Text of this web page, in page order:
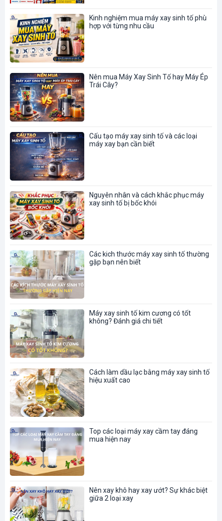
Kinh nghiệm mua máy xay sinh tố phù
hợp với từng nhu cầu
Nên mua Máy Xay Sinh Tố hay Máy Ép
Trái Cây?
Cấu tạo máy xay sinh tố và các loại
máy xay bạn cần biết
Nguyên nhân và cách khắc phục máy
xay sinh tố bị bốc khói
Các kich thước máy xay sinh tố thường
gặp bạn nên biết
Máy xay sinh tố kim cương có tốt
không? Đánh giá chi tiết
Cách làm dầu lạc bằng máy xay sinh tố
hiệu xuất cao
Top các loại máy xay cầm tay đáng
mua hiện nay
Nên xay khô hay xay ướt? Sự khác biệt
giữa 2 loại xay